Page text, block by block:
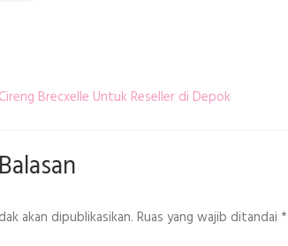
Brecxelle Untuk Reseller di Depok
akan dipublikasikan. Ruas yang wajib ditandai *